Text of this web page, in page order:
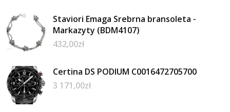
Staviori Emaga Srebrna bransoleta -
Markazyty (BDM4107)
432,00zł
Certina DS PODIUM C0016472705700
3 171,00zł